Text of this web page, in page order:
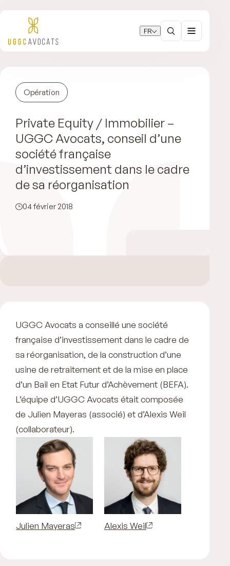
FR
Opération
Private Equity / Immobilier –
UGGC Avocats, conseil d’une
société française
d’investissement dans le cadre
de sa réorganisation
04 février 2018
UGGC Avocats a conseillé une société
française d’investissement dans le cadre de
sa réorganisation, de la construction d’une
usine de retraitement et de la mise en place
d’un Bail en Etat Futur d’Achèvement (BEFA).
L’équipe d’UGGC Avocats était composée
de Julien Mayeras (associé) et d’Alexis Weil
(collaborateur).
Julien Mayeras Alexis Weil